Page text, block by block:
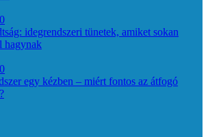
0
idegrendszeri tünetek, amiket sokan
hagynak
0
egy kézben – miért fontos az átfogó